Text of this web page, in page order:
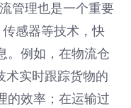
管理也是一个重要
感器等技术，快
。例如，在物流仓
术实时跟踪货物的
的效率；在运输过